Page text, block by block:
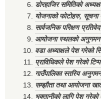
डोरहाजिर समितिको
योजनाको फोटोहरु, सूचना
सार्वजनिक परिक्षण
आयोजना स्थलको अनुगमन
वडा अध्याक्षले पेश गरेको
प्राविधिकले पेश गरेको
गाउँपालिका स्तरिय
सम्झौता तथा आयोजना
भुक्तानीको लागि पेश